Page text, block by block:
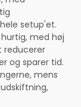
setup'et.
med høj
reducerer
og sparer tid.
mens